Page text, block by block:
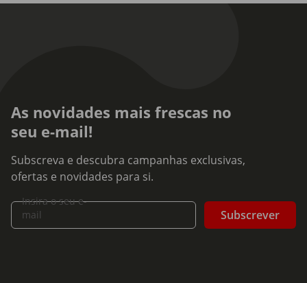
As novidades mais frescas no
seu e-mail!
Subscreva e descubra campanhas exclusivas,
ofertas e novidades para si.
Insira o seu e-
mail
Subscrever